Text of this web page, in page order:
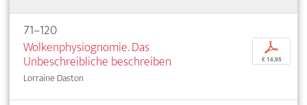
71–120
Wolkenphysiognomie. Das
Unbeschreibliche beschreiben
Lorraine Daston
p
€ 14,95